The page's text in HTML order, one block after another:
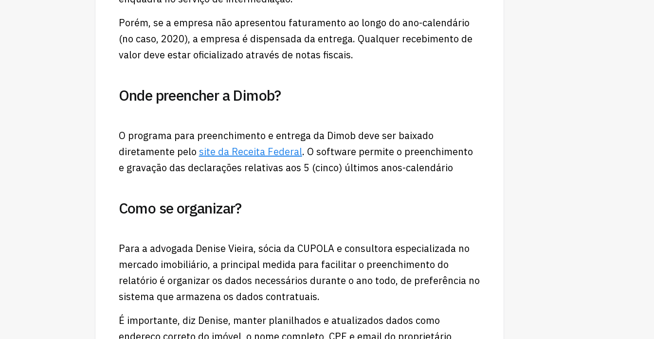
Porém, se a empresa não apresentou faturamento ao longo do ano-calendário
(no caso, 2020), a empresa é dispensada da entrega. Qualquer recebimento de
valor deve estar oficializado através de notas fiscais.
Onde preencher a Dimob?
O programa para preenchimento e entrega da Dimob deve ser baixado
diretamente pelo site da Receita Federal. O software permite o preenchimento
e gravação das declarações relativas aos 5 (cinco) últimos anos-calendário
Como se organizar?
Para a advogada Denise Vieira, sócia da CUPOLA e consultora especializada no
mercado imobiliário, a principal medida para facilitar o preenchimento do
relatório é organizar os dados necessários durante o ano todo, de preferência no
sistema que armazena os dados contratuais.
É importante, diz Denise, manter planilhados e atualizados dados como
endereço correto do imóvel, o nome completo, CPF e email do proprietário,